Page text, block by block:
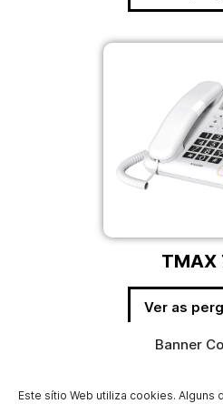
Banner
Este sítio Web utiliza cookies.
TMAX
Ver as